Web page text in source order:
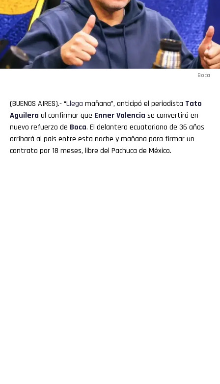
Boca
(BUENOS AIRES).- “Llega mañana”, anticipó el periodista Tato
Aguilera al confirmar que EnnerValencia se convertirá en
nuevo refuerzo de Boca. El delantero ecuatoriano de 36 años
arribará al país entre esta noche y mañana para firmar un
contrato por 18 meses, libre del Pachuca de México.